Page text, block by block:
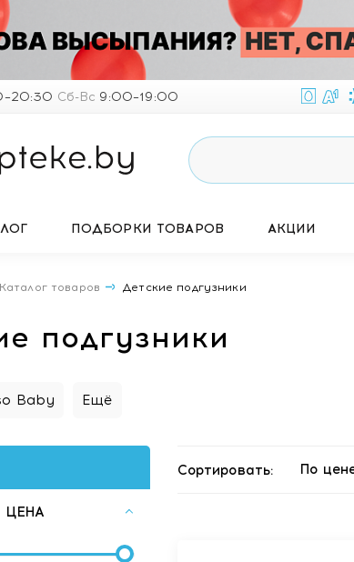
Сб-Вс 9:00–19:00
ПОДБОРКИ ТОВАРОВ АКЦИИ
Каталог товаров Детские подгузники
подгузники
Baby Ещё
ЦЕНА
Сортировать: По